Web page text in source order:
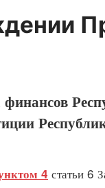
4 статьи 6